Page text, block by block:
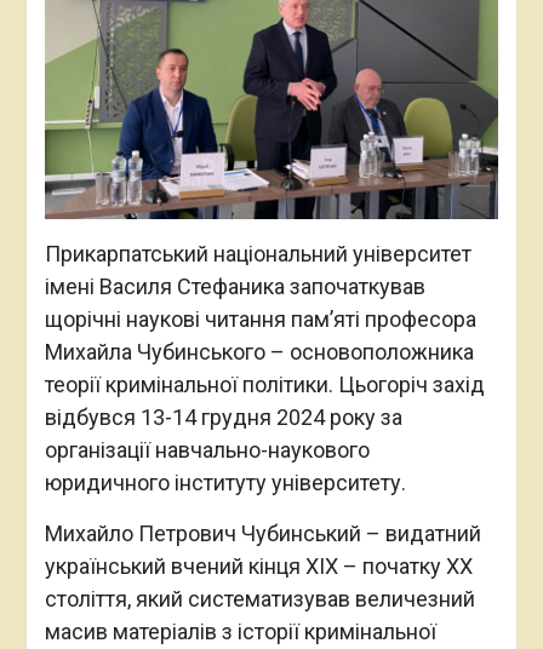
Прикарпатський національний університет
імені Василя Стефаника започаткував
щорічні наукові читання пам’яті професора
Михайла Чубинського – основоположника
теорії кримінальної політики. Цьогоріч захід
відбувся 13-14 грудня 2024 року за
організації навчально-наукового
юридичного інституту університету.
Михайло Петрович Чубинський – видатний
український вчений кінця ХІХ – початку ХХ
століття, який систематизував величезний
масив матеріалів з історії кримінальної